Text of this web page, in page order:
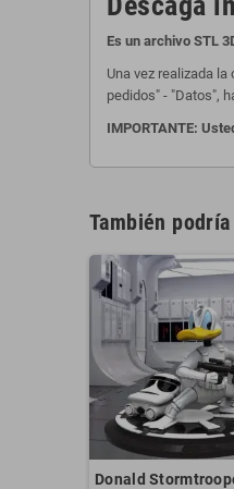
Es un archivo STL
Una vez realizada
pedidos" - "Datos",
IMPORTANTE:
También
Donald